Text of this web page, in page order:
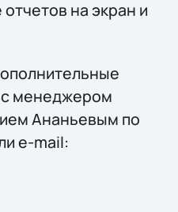
на экран и
менеджером
Ананьевым по
e-mail: